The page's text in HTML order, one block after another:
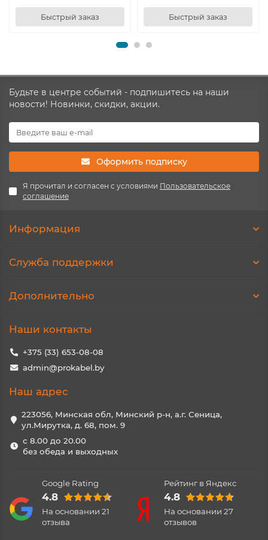
Быстрый заказ Быстрый заказ
Будьте в центре событий - подпишитесь на наши
новости! Новинки, скидки, акции.
Оформить подписку
Я прочитал и согласен с условиями Пользовательское
соглашение
Информация
Служба поддержки
Дополнительно
Наши контакты
+375 (33) 653-08-08
admin@prokabel.by
Наш адрес
223056, Минская обл, Минский р-н, а.г. Сеница,
ул.Мирутка, д. 68, пом. 9
с 8.00 до 20.00
без обеда и выходных
Google Rating
4.8
На основании 21
отзыва
Рейтинг в Яндекс
4.8
На основании 27
отзывов